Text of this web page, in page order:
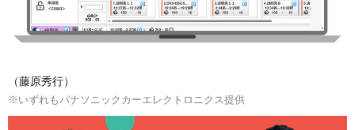
（藤原秀行）
※いずれもパナソニックカーエレクトロニクス提供